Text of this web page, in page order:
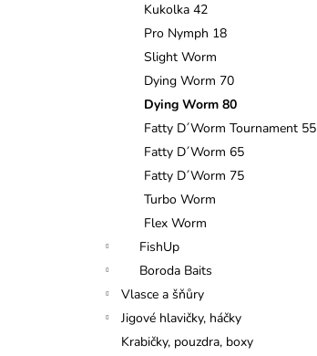
Kukolka 42
Pro Nymph 18
Slight Worm
Dying Worm 70
Dying Worm 80
Fatty D´Worm Tournament 55
Fatty D´Worm 65
Fatty D´Worm 75
Turbo Worm
Flex Worm
FishUp
Boroda Baits
Vlasce a šňůry
Jigové hlavičky, háčky
Krabičky, pouzdra, boxy